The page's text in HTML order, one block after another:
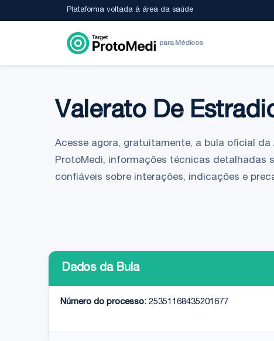
Plataforma voltada à área da saúde
para Médicos
Valerato De
Acesse agora, gratuitamente, a bula oficial
ProtoMedi, informações técnicas detalhadas
confiáveis sobre interações, indicações e
Dados da Bula
Número do processo: 25351168435201677